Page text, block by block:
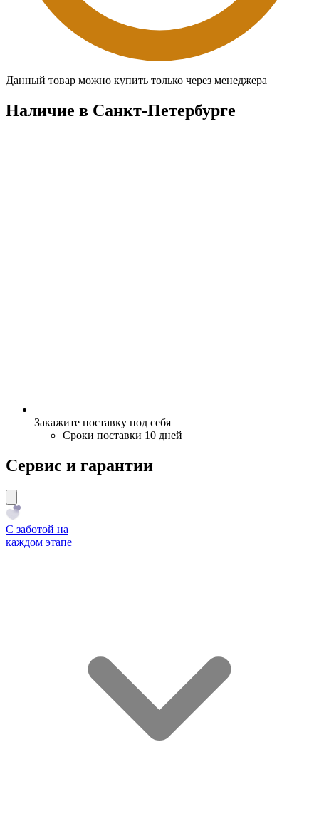
Данный товар можно купить только через менеджера
Наличие в Санкт-Петербургe
Закажите поставку под себя
Сроки поставки 10 дней
Сервис и гарантии
С заботой на
каждом этапе